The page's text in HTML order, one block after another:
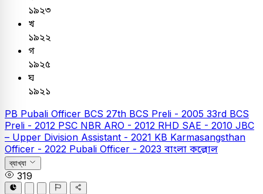
১৯২৩
খ
১৯২২
গ
১৯২৫
ঘ
১৯২১
PB Pubali Officer BCS 27th BCS Preli - 2005 33rd BCS
Preli - 2012 PSC NBR ARO - 2012 RHD SAE - 2010 JBC
– Upper Division Assistant - 2021 KB Karmasangsthan
Officer - 2022 Pubali Officer - 2023 বাংলা কল্লোল
ব্যাখ্যা
319